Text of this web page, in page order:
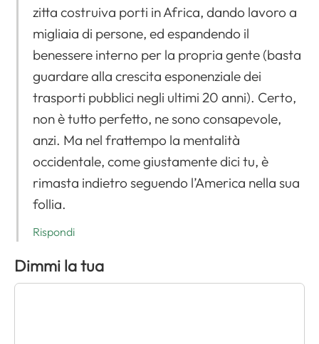
zitta costruiva porti in Africa, dando lavoro a
migliaia di persone, ed espandendo il
benessere interno per la propria gente (basta
guardare alla crescita esponenziale dei
trasporti pubblici negli ultimi 20 anni). Certo,
non è tutto perfetto, ne sono consapevole,
anzi. Ma nel frattempo la mentalità
occidentale, come giustamente dici tu, è
rimasta indietro seguendo l’America nella sua
follia.
Rispondi
Dimmi la tua